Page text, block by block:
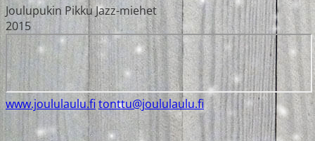
Joulupukin Pikku Jazz-miehet
2015
www.joululaulu.fitonttu@joululaulu.fi